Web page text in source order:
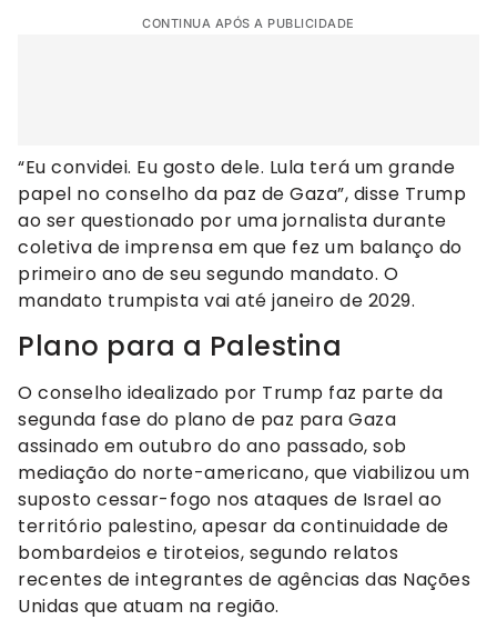
CONTINUA APÓS A PUBLICIDADE
“Eu convidei. Eu gosto dele. Lula terá um grande
papel no conselho da paz de Gaza”, disse Trump
ao ser questionado por uma jornalista durante
coletiva de imprensa em que fez um balanço do
primeiro ano de seu segundo mandato. O
mandato trumpista vai até janeiro de 2029.
Plano para a Palestina
O conselho idealizado por Trump faz parte da
segunda fase do plano de paz para Gaza
assinado em outubro do ano passado, sob
mediação do norte-americano, que viabilizou um
suposto cessar-fogo nos ataques de Israel ao
território palestino, apesar da continuidade de
bombardeios e tiroteios, segundo relatos
recentes de integrantes de agências das Nações
Unidas que atuam na região.